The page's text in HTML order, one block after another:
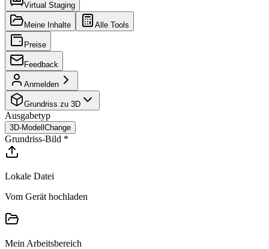
Virtual Staging
Meine Inhalte Alle Tools
Preise
Feedback
Anmelden
Grundriss zu 3D
Ausgabetyp
3D-Modell Change
Grundriss-Bild *
Lokale Datei
Vom Gerät hochladen
Mein Arbeitsbereich